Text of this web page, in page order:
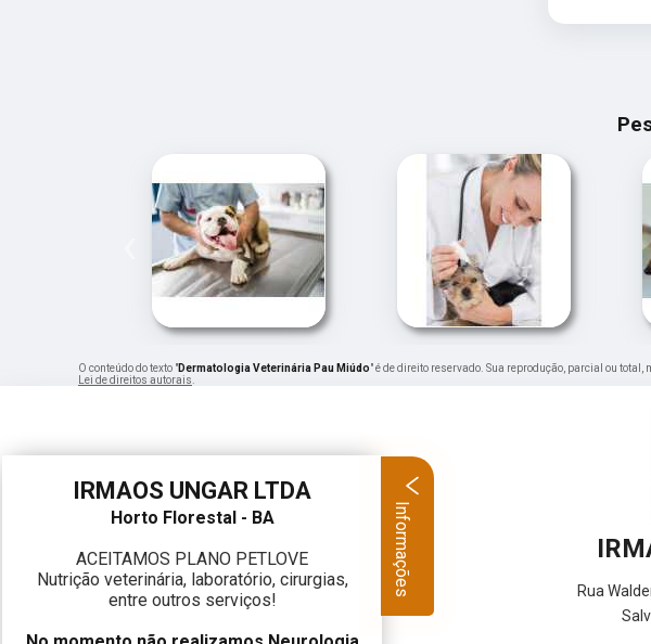
O conteúdo do texto "Dermatologia Veterinária Pau Miúdo" é de direito reservado. Sua reprodução, parcial ou
Lei de direitos autorais
Rua
IRMAOS UNGAR LTDA
Horto Florestal - BA
ACEITAMOS PLANO PETLOVE
Nutrição veterinária, laboratório, cirurgias,
entre outros serviços!
Informações